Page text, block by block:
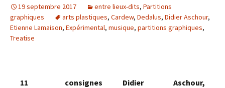
19 septembre 2017 entre lieux-dits, Partitions
graphiques
arts plastiques, Cardew, Dedalus, Didier Aschour,
Etienne Lamaison, Expérimental, musique, partitions graphiques,
Treatise
11 consignes
Didier Aschour,